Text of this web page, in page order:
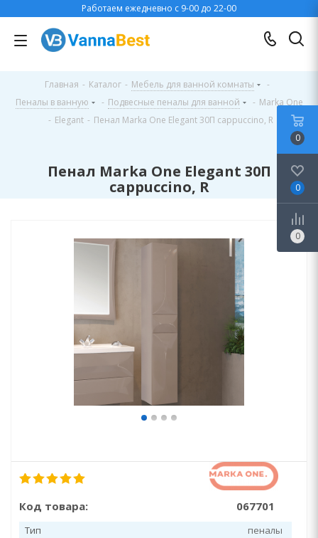
Работаем ежедневно с 9-00 до 22-00
Главная - Каталог - Мебель для ванной комнаты
-
Пеналы в ванную
- Подвесные пеналы для ванной - Marka One
- Elegant - Пенал Marka One Elegant 30П cappuccino, R
Пенал Marka One Elegant 30П
cappuccino, R
Код товара: 067701
Тип
пеналы
0
0
0